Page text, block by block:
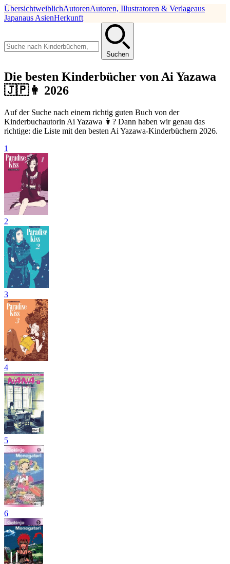
ÜbersichtweiblichAutorenAutoren, Illustratoren & Verlageaus
Japanaus AsienHerkunft
Suchen
Die besten Kinderbücher von Ai Yazawa
🇯🇵👩 2026
Auf der Suche nach einem richtig guten Buch von der
Kinderbuchautorin Ai Yazawa 👩? Dann haben wir genau das
richtige: die Liste mit den besten Ai Yazawa-Kinderbüchern 2026.
1
2
3
4
5
6